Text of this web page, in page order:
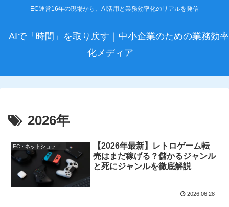
EC運営16年の現場から、AI活用と業務効率化のリアルを発信
AIで「時間」を取り戻す｜中小企業のための業務効率
化メディア
2026年
【2026年最新】レトロゲーム転
売はまだ稼げる？儲かるジャンル
と死にジャンルを徹底解説
2026.06.28